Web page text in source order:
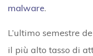
malware.
L’ultimo semestre
il più alto tasso di